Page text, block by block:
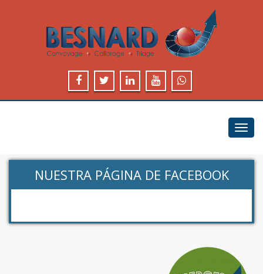
NUESTRA PÁGINA DE FACEBOOK